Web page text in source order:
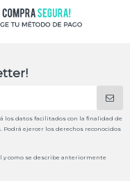
los datos facilitados con la finalidad de
ejercer los derechos reconocidos
y como se describe anteriormente